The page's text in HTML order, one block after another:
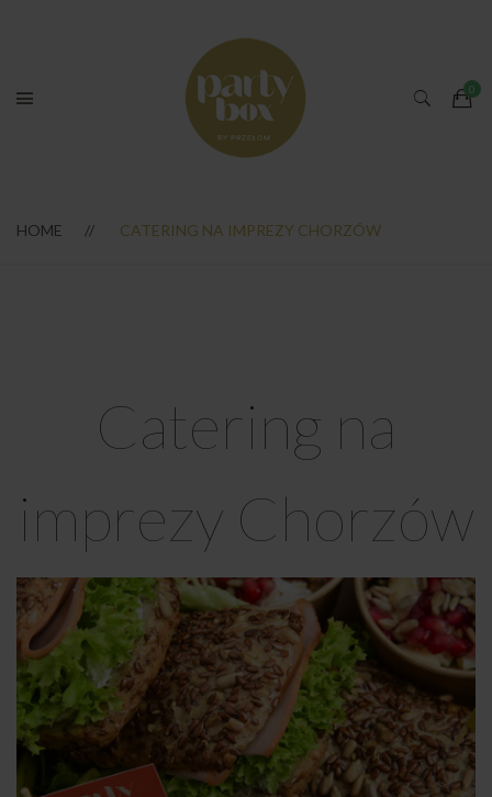
HOME CATERING NA IMPREZY CHORZÓW
Catering na
imprezy Chorzów